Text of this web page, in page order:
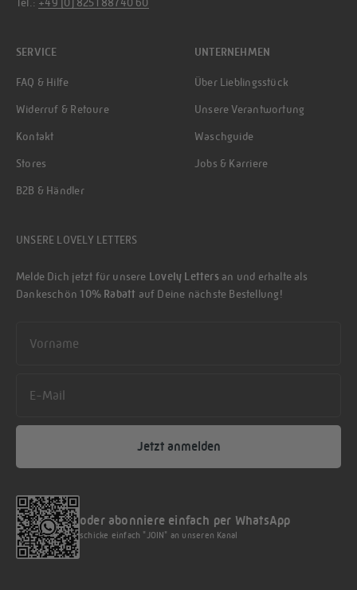
SERVICE
FAQ & Hilfe
Widerruf & Retoure
Kontakt
Stores
B2B & Händler
UNTERNEHMEN
Über Lieblingsstück
Unsere Verantwortung
Waschguide
Jobs & Karriere
UNSERE LOVELY LETTERS
Melde Dich jetzt für unsere Lovely Lettersan und erhalte als
Dankeschön10% Rabatt auf Deine nächste Bestellung!
Jetzt anmelden
oder abonniere einfach per WhatsApp
schicke einfach "JOIN" an unseren Kanal